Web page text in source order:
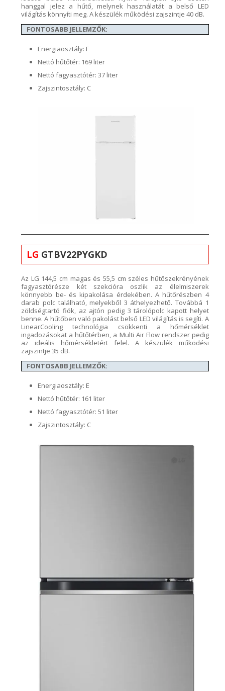
hanggal jelez a hűtő, melynek használatát a belső LED
világítás könnyíti meg. A készülék működési zajszintje 40 dB.
FONTOSABB JELLEMZŐK:
Energiaosztály: F
Nettó hűtőtér: 169 liter
Nettó fagyasztótér: 37 liter
Zajszintosztály: C
LG GTBV22PYGKD
Az LG 144,5 cm magas és 55,5 cm széles hűtőszekrényének
fagyasztórésze két szekcióra oszlik az élelmiszerek
könnyebb be- és kipakolása érdekében. A hűtőrészben 4
darab polc található, melyekből 3 áthelyezhető. Továbbá 1
zöldségtartó fiók, az ajtón pedig 3 tárolópolc kapott helyet
benne. A hűtőben való pakolást belső LED világítás is segíti. A
LinearCooling technológia csökkenti a hőmérséklet
ingadozásokat a hűtőtérben, a Multi Air Flowrendszer pedig
az ideális hőmérsékletért felel. A készülék működési
zajszintje 35 dB.
FONTOSABB JELLEMZŐK:
Energiaosztály: E
Nettó hűtőtér: 161 liter
Nettó fagyasztótér: 51 liter
Zajszintosztály: C